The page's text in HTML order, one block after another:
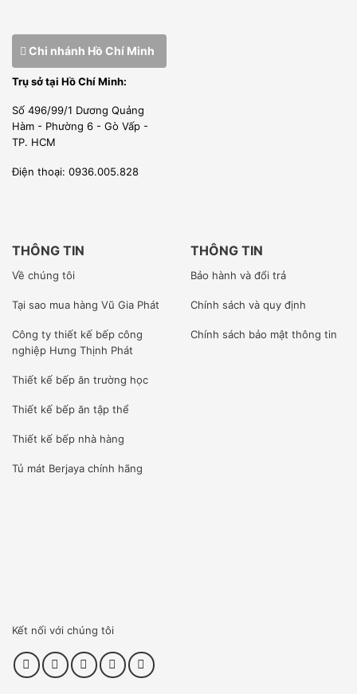
khách sạn, resort, các lò mổ chế biến thực phẩm.
tiếp xúc ánh sáng mặt trời, môi trường ẩm ướt.
Thường xuyên vệ sinh, kiểm tra dầu máy.
Nên dùng riêng ổ cắm cho máy, tránh tình trạng hao hụt ,
TẠI SAO CHỌN CHÚNG TÔI
nguyên chiếc từ các nước có nền kinh tế phát triển nhất
Diện tích lên tới 2000m2
Bất kể lỗi nào kĩ thuật cũng có thể, xử lý đáp ứng được nhu
cầu mong muốn của khách hàng .
Chi nhánh Hồ Chí Minh
Trụ sở tại Hồ Chí Minh:
Số 496/99/1 Dương Quảng
Hàm - Phường 6 - Gò Vấp -
TP. HCM
Điện thoại: 0936.005.828
THÔNG TIN
Về chúng tôi
Tại sao mua hàng Vũ Gia Phát
Công ty thiết kế bếp công
nghiệp Hưng Thịnh Phát
Thiết kế bếp ăn trường học
Thiết kế bếp ăn tập thể
Thiết kế bếp nhà hàng
Tủ mát Berjaya chính hãng
THÔNG TIN
Bảo hành và đổi trả
Chính sách và quy định
Chính sách bảo mật thông tin
Kết nối với chúng tôi